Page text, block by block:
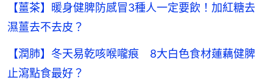
【薑茶】暖身健脾防感冒3種人一定要飲！加紅糖去
濕薑去不去皮？
【潤肺】冬天易乾咳喉嚨痕 8大白色食材蓮藕健脾
止瀉點食最好？